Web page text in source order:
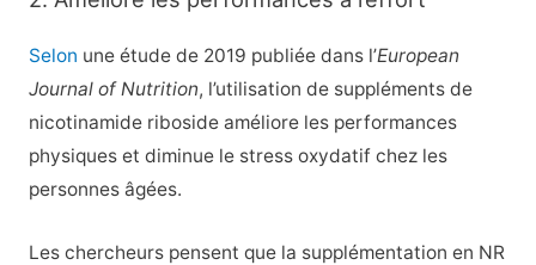
Selon une étude de 2019 publiée dans l’European
Journal of Nutrition, l’utilisation de suppléments de
nicotinamide riboside améliore les performances
physiques et diminue le stress oxydatif chez les
personnes âgées.
Les chercheurs pensent que la supplémentation en NR